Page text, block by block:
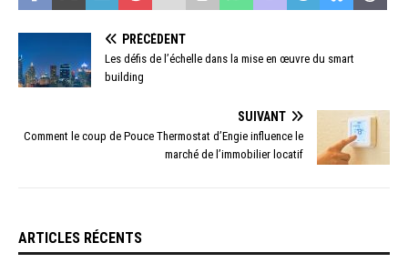
PRÉCÉDENT
Les défis de l’échelle dans la mise en œuvre du smart
building
SUIVANT
Comment le coup de Pouce Thermostat d’Engie influence le
marché de l’immobilier locatif
ARTICLES RÉCENTS